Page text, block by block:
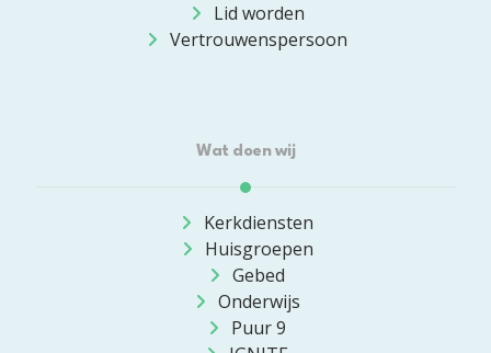
Lid worden
Vertrouwenspersoon
Wat doen wij
Kerkdiensten
Huisgroepen
Gebed
Onderwijs
Puur 9